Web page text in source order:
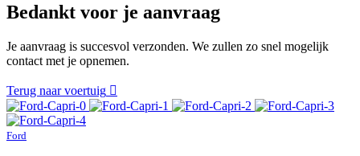
Bedankt voor je aanvraag
Je aanvraag is succesvol verzonden. We zullen zo snel mogelijk
contact met je opnemen.
Terug naar voertuig
Ford